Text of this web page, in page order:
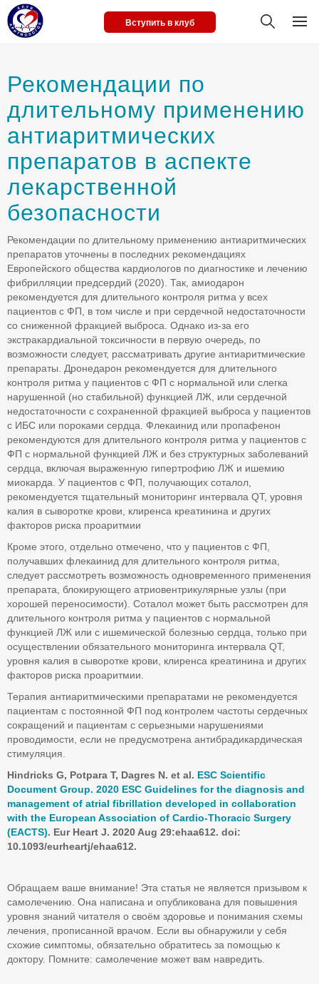
Вступить в клуб
Рекомендации по
длительному применению
антиаритмических
препаратов в аспекте
лекарственной
безопасности
Рекомендации по длительному применению антиаритмических
препаратов уточнены в последних рекомендациях
Европейского общества кардиологов по диагностике и лечению
фибрилляции предсердий (2020). Так, амиодарон
рекомендуется для длительного контроля ритма у всех
пациентов с ФП, в том числе и при сердечной недостаточности
со сниженной фракцией выброса. Однако из-за его
экстракардиальной токсичности в первую очередь, по
возможности следует, рассматривать другие антиаритмические
препараты. Дронедарон рекомендуется для длительного
контроля ритма у пациентов с ФП с нормальной или слегка
нарушенной (но стабильной) функцией ЛЖ, или сердечной
недостаточности с сохраненной фракцией выброса у пациентов
с ИБС или пороками сердца. Флекаинид или пропафенон
рекомендуются для длительного контроля ритма у пациентов с
ФП с нормальной функцией ЛЖ и без структурных заболеваний
сердца, включая выраженную гипертрофию ЛЖ и ишемию
миокарда. У пациентов с ФП, получающих соталол,
рекомендуется тщательный мониторинг интервала QT, уровня
калия в сыворотке крови, клиренса креатинина и других
факторов риска проаритмии
Кроме этого, отдельно отмечено, что у пациентов с ФП,
получавших флекаинид для длительного контроля ритма,
следует рассмотреть возможность одновременного применения
препарата, блокирующего атриовентрикулярные узлы (при
хорошей переносимости). Соталол может быть рассмотрен для
длительного контроля ритма у пациентов с нормальной
функцией ЛЖ или с ишемической болезнью сердца, только при
осуществлении обязательного мониторинга интервала QT,
уровня калия в сыворотке крови, клиренса креатинина и других
факторов риска проаритмии.
Терапия антиаритмическими препаратами не рекомендуется
пациентам с постоянной ФП под контролем частоты сердечных
сокращений и пациентам с серьезными нарушениями
проводимости, если не предусмотрена антибрадикардическая
стимуляция.
Hindricks G, Potpara T, Dagres N. et al. ESC Scientific
Document Group. 2020 ESC Guidelines for the diagnosis and
management of atrial fibrillation developed in collaboration
with the European Association of Cardio-Thoracic Surgery
(EACTS). Eur Heart J. 2020 Aug 29:ehaa612. doi:
10.1093/eurheartj/ehaa612.
Обращаем ваше внимание! Эта статья не является призывом к
самолечению. Она написана и опубликована для повышения
уровня знаний читателя о своём здоровье и понимания схемы
лечения, прописанной врачом. Если вы обнаружили у себя
схожие симптомы, обязательно обратитесь за помощью к
доктору. Помните: самолечение может вам навредить.